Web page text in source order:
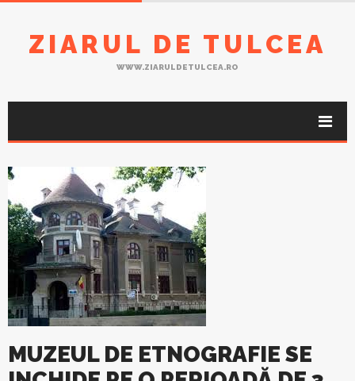
ZIARUL DE TULCEA
WWW.ZIARULDETULCEA.RO
MUZEUL DE ETNOGRAFIE SE